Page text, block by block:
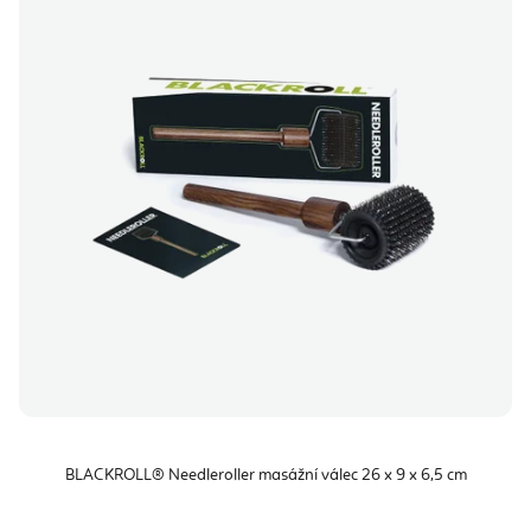
BLACKROLL® Needleroller masážní válec 26 x 9 x 6,5 cm